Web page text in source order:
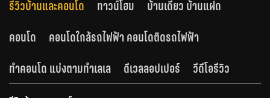
รีวิวบ้านและคอนโด ทาวน์โฮม
บ้านเดี่ยว บ้านแฝด
คอนโด
คอนโดใกล้รถไฟฟ้า คอนโดติดรถไฟฟ้า
ทำคอนโด แบ่งตามทำเลเล
ดีเวลลอปเปอร์ วีดีโอรีวิว